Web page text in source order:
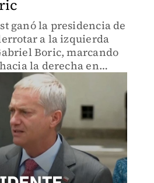
ganó la presidencia de
a la izquierda
Boric, marcando
la derecha en